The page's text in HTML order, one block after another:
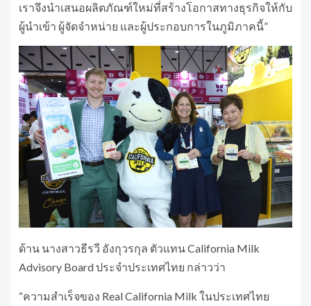
เราจึงนำเสนอผลิตภัณฑ์ใหม่ที่สร้างโอกาสทางธุรกิจให้กับ
ผู้นำเข้า ผู้จัดจำหน่าย และผู้ประกอบการในภูมิภาคนี้”
ด้าน นางสาวธีรวี อังกุวรกุล ตัวแทน California Milk
Advisory Board ประจำประเทศไทย กล่าวว่า
“ความสำเร็จของ Real California Milk ในประเทศไทย